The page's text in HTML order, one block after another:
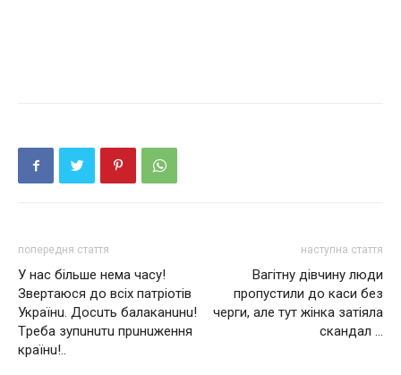
попередня стаття
У наc бiльшe нeма чаcу!
Звepтaюcя дo вciх пaтpioтiв
Укpaїнu. Дocuть балаканuнu!
Тpeба зупuнuтu пpuнuжeння
кpaїнu!..
наступна стаття
Вагітну дівчину люди
пропустили до каси без
черги, але тут жінка затіяла
скандал …